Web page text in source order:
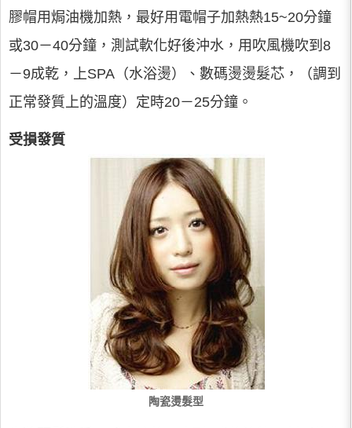
膠帽用焗油機加熱，最好用電帽子加熱熱15~20分鐘
或30－40分鐘，測試軟化好後沖水，用吹風機吹到8
－9成乾，上SPA（水浴燙）、數碼燙燙髮芯，（調到
正常發質上的溫度）定時20－25分鐘。
受損發質
陶瓷燙髮型